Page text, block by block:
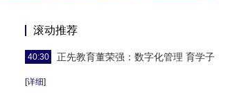
滚动推荐
40:30 正先教育董荣强：数字化管理 育学子
[详细]